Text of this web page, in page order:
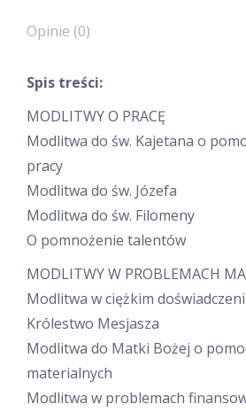
Opinie (0)
Spis treści:
MODLITWY O PRACĘ
Modlitwa do św. Kajetana o
pracy
Modlitwa do św. Józefa
Modlitwa do św. Filomeny
O pomnożenie talentów
MODLITWY W PROBLEMACH
Modlitwa w ciężkim
Królestwo Mesjasza
Modlitwa do Matki Bożej o
materialnych
Modlitwa w problemach